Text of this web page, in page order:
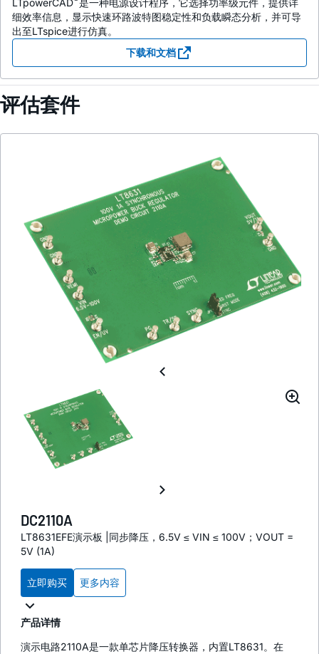
细效率信息，显示快速环路波特图稳定性和负载瞬态分析，并可导
出至LTspice进行仿真。
下载和文档
评估套件
DC2110A
LT8631EFE演示板 |同步降压，6.5V ≤ VIN ≤ 100V；VOUT =
5V (1A)
立即购买 更多内容
产品详情
演示电路2110A是一款单芯片降压转换器，内置LT8631。在